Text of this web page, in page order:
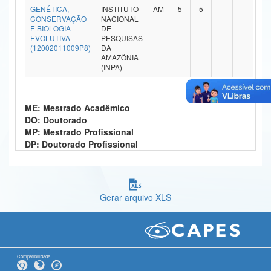
Ministério da Ciência, Tecnologia, Inovações e Comunicações
Ministério do Meio Ambiente
Controladoria-Geral da União
Ministério da Mulher, da Família e dos Direitos Humanos
Banco Central do Brasil
GENÉTICA,
CONSERVAÇÃO
E BIOLOGIA
EVOLUTIVA
(12002011009P8)
INSTITUTO
NACIONAL
DE
PESQUISAS
DA
AMAZÔNIA
(INPA)
AM 5 5 - -
ME: Mestrado Acadêmico
DO: Doutorado
MP: Mestrado Profissional
DP: Doutorado Profissional
Gerar arquivo XLS
Compatibilidade